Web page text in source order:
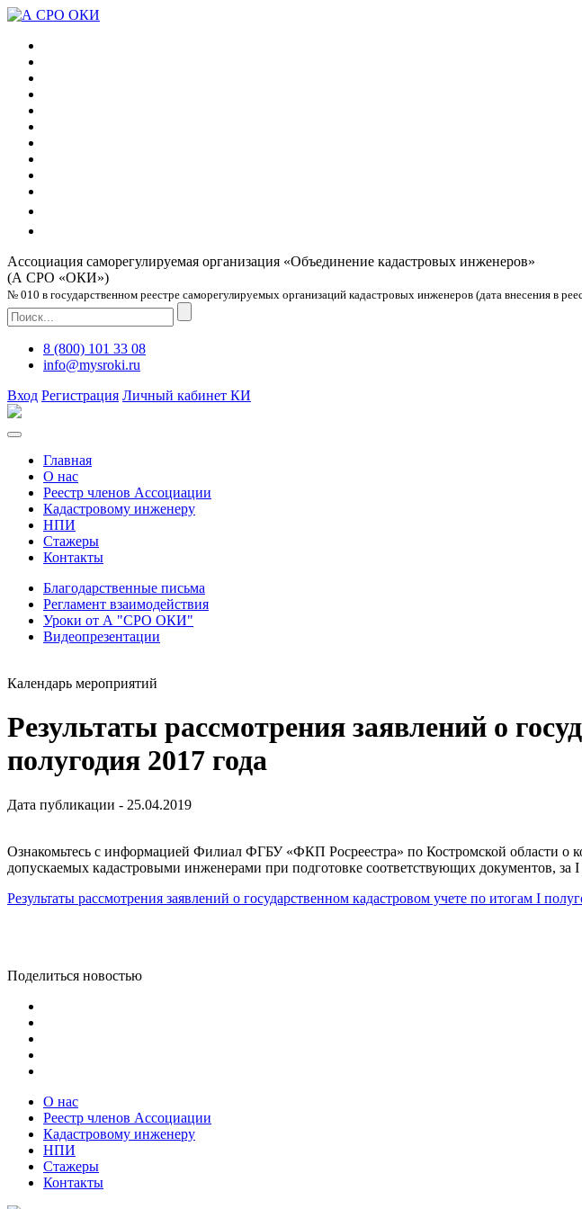
Ассоциация саморегулируемая организация «Объединение кадастровых инженеров»
(А СРО «ОКИ»)
№ 010 в государственном реестре саморегулируемых организаций кадастровых инженеров (дата внесения в
8 (800) 101 33 08
info@mysroki.ru
Вход Регистрация Личный кабинет КИ
Главная
О нас
Реестр членов Ассоциации
Кадастровому инженеру
НПИ
Стажеры
Контакты
Благодарственные письма
Регламент взаимодействия
Уроки от А "СРО ОКИ"
Видеопрезентации
Календарь мероприятий
Результаты рассмотрения заявлений о
полугодия 2017 года
Дата публикации - 25.04.2019
Ознакомьтесь с информацией Филиал ФГБУ «ФКП Росреестра» по Костромской области
допускаемых кадастровыми инженерами при подготовке соответствующих документов, за I
Результаты рассмотрения заявлений о государственном кадастровом учете по итогам I
Поделиться новостью
О нас
Реестр членов Ассоциации
Кадастровому инженеру
НПИ
Стажеры
Контакты